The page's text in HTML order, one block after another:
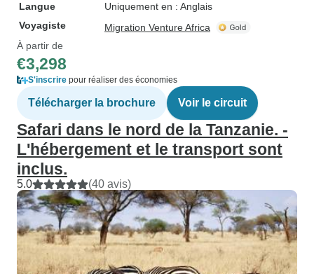
Langue
Uniquement en : Anglais
Voyagiste
Migration Venture Africa
À partir de
€3,298
S'inscrire pour réaliser des économies
Télécharger la brochure Voir le circuit
Safari dans le nord de la Tanzanie. -
L'hébergement et le transport sont
inclus.
5.0 (40 avis)